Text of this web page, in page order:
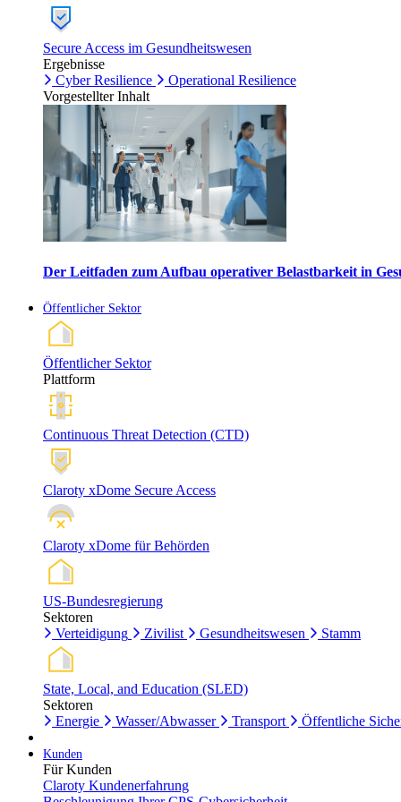
Secure Access im Gesundheitswesen
Ergebnisse
Cyber Resilience
Operational Resilience
Vorgestellter Inhalt
Der Leitfaden zum Aufbau operativer Belastbarkeit in
Öffentlicher Sektor
Öffentlicher Sektor
Plattform
Continuous Threat Detection (CTD)
Claroty xDome Secure Access
Claroty xDome für Behörden
US-Bundesregierung
Sektoren
Verteidigung
Zivilist Gesundheitswesen Stamm
State, Local, and Education (SLED)
Sektoren
Energie
Wasser/Abwasser Transport Öffentliche
Kunden
Für Kunden
Claroty Kundenerfahrung